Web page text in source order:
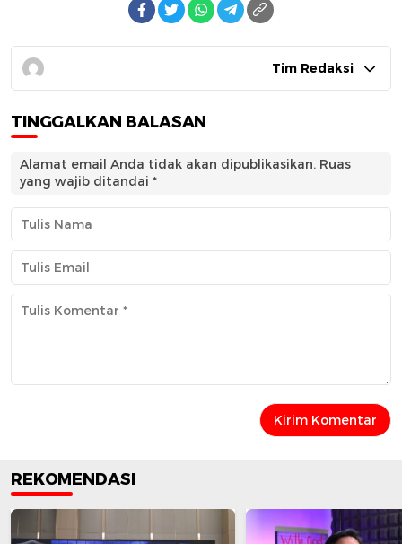
Tim Redaksi
TINGGALKAN BALASAN
Alamat email Anda tidak akan dipublikasikan. Ruas
yang wajib ditandai *
REKOMENDASI